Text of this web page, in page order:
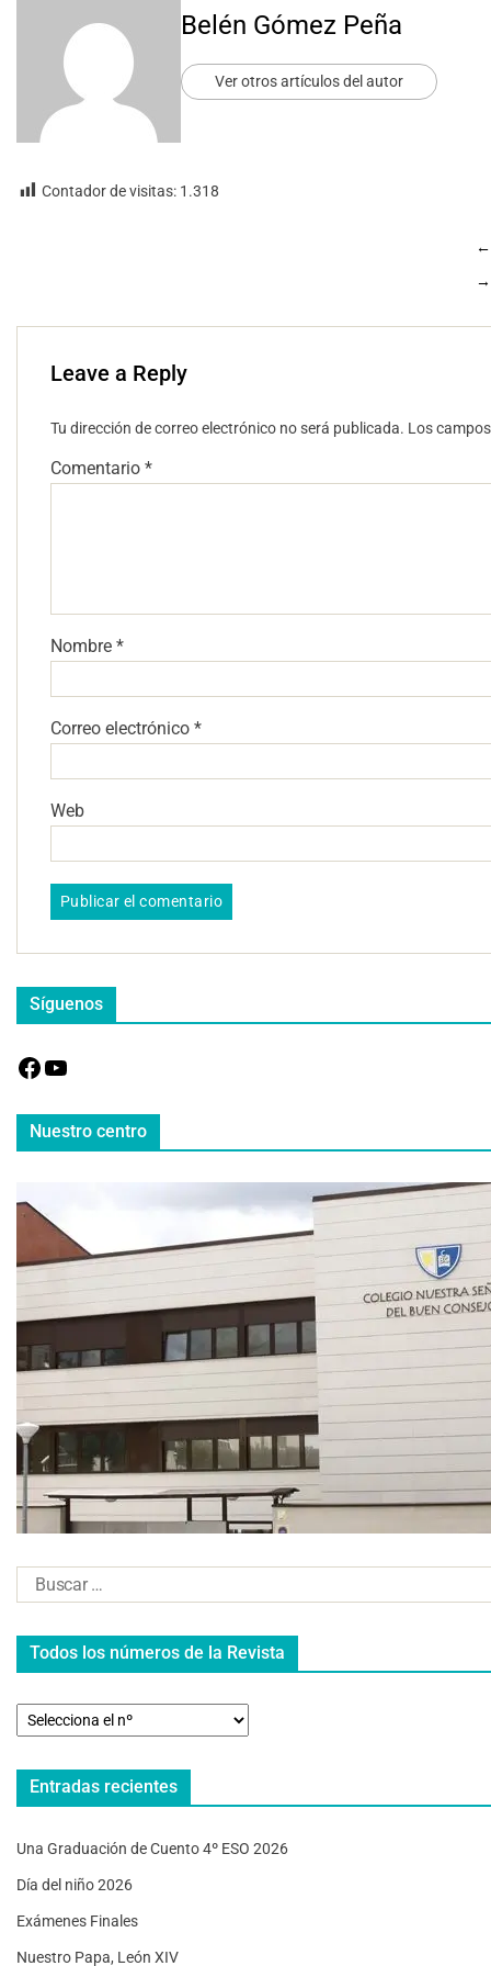
Belén Gómez Peña
Ver otros artículos del autor
Contador de visitas: 1.318
←
→
Leave a Reply
Tu dirección de correo electrónico no será publicada. Los
Comentario *
Nombre *
Correo electrónico *
Web
Síguenos
Nuestro centro
Todos los números de la Revista
Entradas recientes
Una Graduación de Cuento 4º ESO 2026
Día del niño 2026
Exámenes Finales
Nuestro Papa, León XIV